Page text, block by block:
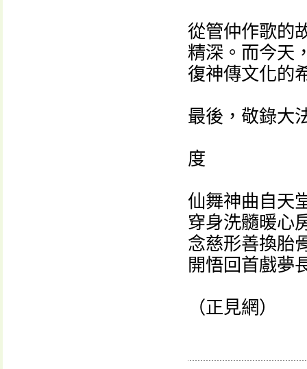
從管仲作歌的
精深。而今天
復神傳文化的
最後，敬錄大
度
仙舞神曲自天
穿身洗髓暖心
念慈形善換胎
開悟回首戲夢
（正見網）